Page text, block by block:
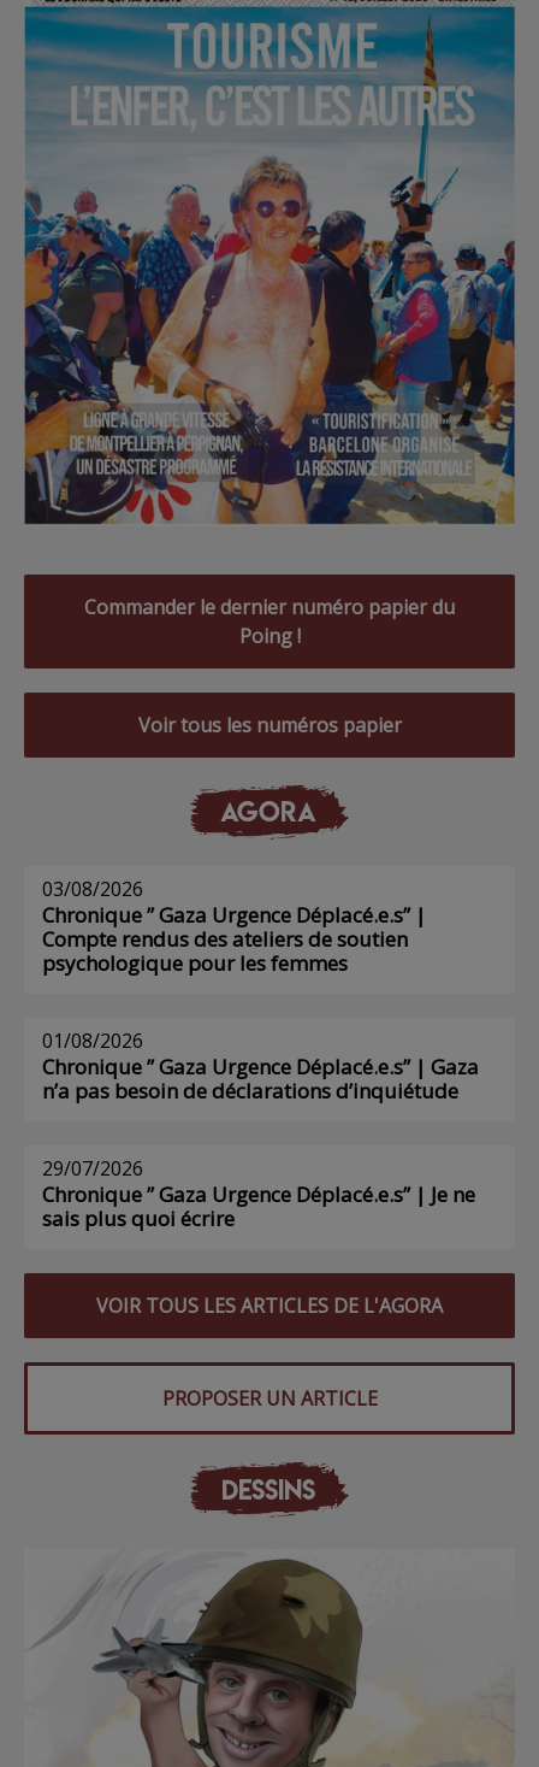
Commander le dernier numéro papier du
Poing !
Voir tous les numéros papier
AGORA
03/08/2026
Chronique ” Gaza Urgence Déplacé.e.s” |
Compte rendus des ateliers de soutien
psychologique pour les femmes
01/08/2026
Chronique ” Gaza Urgence Déplacé.e.s” | Gaza
n’a pas besoin de déclarations d’inquiétude
29/07/2026
Chronique ” Gaza Urgence Déplacé.e.s” | Je ne
sais plus quoi écrire
VOIR TOUS LES ARTICLES DE L'AGORA
PROPOSER UN ARTICLE
DESSINS